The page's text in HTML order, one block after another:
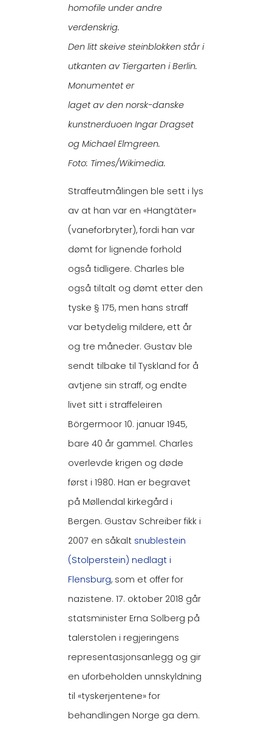
homofile under andre
verdenskrig.
Den litt skeive steinblokken står i
utkanten av Tiergarten i Berlin.
Monumentet er
laget av den norsk-danske
kunstnerduoen Ingar Dragset
og Michael Elmgreen.
Foto: Times/Wikimedia.
Straffeutmålingen ble sett i lys
av at han var en «Hangtäter»
(vaneforbryter), fordi han var
dømt for lignende forhold
også tidligere. Charles ble
også tiltalt og dømt etter den
tyske § 175, men hans straff
var betydelig mildere, ett år
og tre måneder. Gustav ble
sendt tilbake til Tyskland for å
avtjene sin straff, og endte
livet sitt i straffeleiren
Börgermoor 10. januar 1945,
bare 40 år gammel. Charles
overlevde krigen og døde
først i 1980. Han er begravet
på Møllendal kirkegård i
Bergen. Gustav Schreiber fikk i
2007 en såkalt snublestein
(Stolperstein) nedlagt i
Flensburg, som et offer for
nazistene. 17. oktober 2018 går
statsminister Erna Solberg på
talerstolen i regjeringens
representasjonsanlegg og gir
en uforbeholden unnskyldning
til «tyskerjentene» for
behandlingen Norge ga dem.